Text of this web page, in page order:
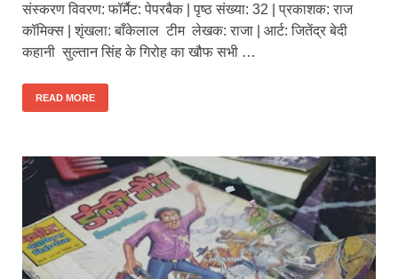
संस्करण विवरण: फॉर्मैट: पेपरबैक | पृष्ठ संख्या: 32 | प्रकाशक: राज
कॉमिक्स | शृंखला: बाँकेलाल टीम लेखक: राजा | आर्ट: जितेंद्र बेदी
कहानी सुल्तान सिंह के गिरोह का खौफ सभी …
READ MORE